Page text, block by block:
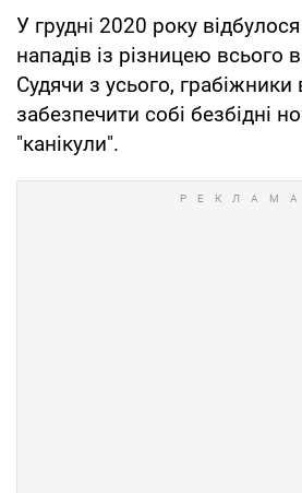
У грудні 2020 року
нападів із різницею всього
Судячи з усього, грабіжники
забезпечити собі безбідні
"канікули".